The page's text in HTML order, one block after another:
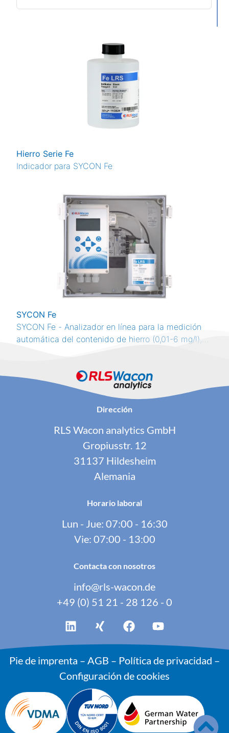
Hierro Serie Fe
Indicador para SYCON Fe
SYCON Fe
SYCON Fe - Analizador en línea para la medición
automática del contenido de hierro (0,01-6 mg/l),
Dirección
RLS Wacon analytics GmbH
Gropiusstr. 12
31137 Hildesheim
Alemania
Horario laboral
Lun - Jue: 07:00 - 16:30
Vie: 07:00 - 13:00
Contacta con nosotros
info@rls-wacon.de
+49 (0) 51 21 - 28 126 - 0
Pie de imprenta – AGB – Política de privacidad –
Configuración de cookies